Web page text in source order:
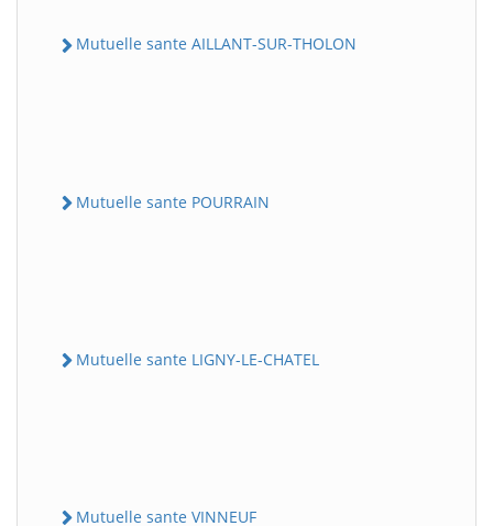
Mutuelle sante AILLANT-SUR-THOLON
Mutuelle sante POURRAIN
Mutuelle sante LIGNY-LE-CHATEL
Mutuelle sante VINNEUF